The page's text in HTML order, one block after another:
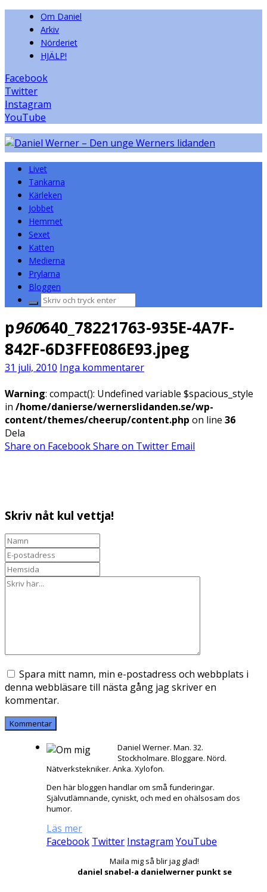
Om Daniel
Arkiv
Nörderiet
HJÄLP!
Facebook
Twitter
Instagram
YouTube
Livet
Tankarna
Kärleken
Jobbet
Hemmet
Sexet
Katten
Medierna
Prylarna
Bloggen
Sök
p960640_78221763-935E-4A7F-
842F-6D3FFE086E93.jpeg
31 juli, 2010 Inga kommentarer
Warning: compact(): Undefined variable $spacious_style
in /home/danierse/wernerslidanden.se/wp-
content/themes/cheerup/content.php on line 36
Dela
Share on FacebookShare on Twitter Email
Skriv nåt kul vettja!
Spara mitt namn, min e-postadress och webbplats i
denna webbläsare till nästa gång jag skriver en
kommentar.
Daniel Werner. Man. 32.
Stockholmare. Bloggare. Nörd.
Nätverkstekniker. Anka. Xylofon.
Den här bloggen handlar om små funderingar.
Självutlämnande, cyniskt, och med en ohälsosam dos
humor.
Läs mer
Facebook Twitter Instagram YouTube
Maila mig så blir jag glad!
daniel snabel-a danielwerner punkt se